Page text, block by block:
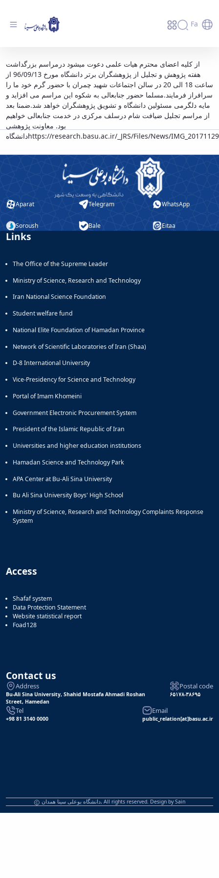
Fa
مراسم تجلیل از پژوهشگران برگزیده دانشگاه
بوعلی سینا امشب دوشنبه مورخ 13 آذرماه سال
جاری از ساعت 18 الی 20 برگزار خواهد شد. -
دانشگاه بوعلی سینا همدان
از کلیه اعضای محترم هیات علمی دعوت میشود درمراسم بزرگداشت
هفته پژوهش و تجلیل از پژوهشگران برتر دانشگاه مورخ 96/09/13 از
ساعت 18 الی 20 در سالن اجتماعات شهید چمران با حضور گرم خود ما را
سرافراز فرمایند.مسلما حضور جنابعالی به شکوه این مراسم می افزاید و
مایه دلگرمی مسئولین دانشگاه و تشویق پژوهشگران خواهد شد.ضمنا بعد
از مراسم تجلیل ضیافت شام درسلف مرکزی در خدمت جنابعالی خواهیم
بود. معاونت پژوهشی
دانشگاهhttps://research.basu.ac.ir/_JRS/Files/News/
Aparat Telegram WhatsApp
Soroush Bale Eitaa
Links
The Office of the Supreme Leader
Ministry of Science, Research and Technology
Iran National Science Foundation
Student welfare fund
National Elite Foundation of Hamadan Province
Network of Scientific Laboratories of Iran (Shaa)
D-8 International University
Vice-Presidency for Science and Technology
Portal of Imam Khomeini
Government Electronic Procurement System
President of the Islamic Republic of Iran
Universities and higher education institutions
Hamadan Science and Technology Park
APA Center at Bu-Ali Sina University
Bu Ali Sina University Boys' High School
Ministry of Science, Research and Technology Complaints Response
System
Access
Shafaf system
Data Protection Statement
Website statistical report
Foad128
Contact us
Address
Bu-Ali Sina University, Shahid Mostafa Ahmadi Roshan
Street, Hamedan
Postal code
۶۵۱۷۸-۳۸۶۹۵
Tel
+98 81 3140 0000
Email
public_relation[at]basu.ac.ir
دانشگاه بوعلی سینا همدان, All rights reserved. Design bySain